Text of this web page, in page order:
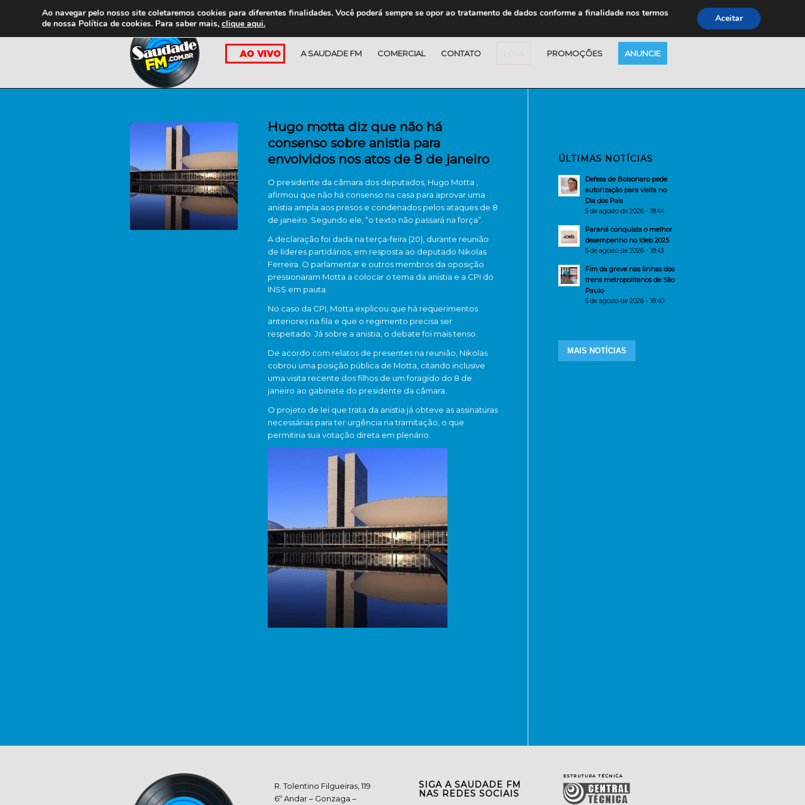
A SAUDADE FM COMERCIAL CONTATO PROMOÇÕES ANUNCIE
Hugo motta diz que não há
consenso sobre anistia para
envolvidos nos atos de 8 de janeiro
O presidente da câmara dos deputados, Hugo Motta ,
afirmou que não há consenso na casa para aprovar uma
anistia ampla aos presos e condenados pelos ataques de 8
de janeiro. Segundo ele, “o texto não passará na força”.
A declaração foi dada na terça-feira (20), durante reunião
de líderes partidários, em resposta ao deputado Nikolas
Ferreira. O parlamentar e outros membros da oposição
pressionaram Motta a colocar o tema da anistia e a CPI do
INSS em pauta.
No caso da CPI, Motta explicou que há requerimentos
anteriores na fila e que o regimento precisa ser
respeitado. Já sobre a anistia, o debate foi mais tenso.
De acordo com relatos de presentes na reunião, Nikolas
cobrou uma posição pública de Motta, citando inclusive
uma visita recente dos filhos de um foragido do 8 de
janeiro ao gabinete do presidente da câmara.
O projeto de lei que trata da anistia já obteve as assinaturas
necessárias para ter urgência na tramitação, o que
permitiria sua votação direta em plenário.
ÚLTIMAS NOTÍCIAS
Defesa de Bolsonaro pede
autorização para visita no
Dia dos Pais
5 de agosto de 2026 - 18:44
Paraná conquista o melhor
desempenho no Ideb 2025
5 de agosto de 2026 - 18:43
Fim da greve nas linhas dos
trens metropolitanos de São
Paulo
5 de agosto de 2026 - 18:40
MAIS NOTÍCIAS
R. Tolentino Filgueiras, 119
6º Andar – Gonzaga –
SIGA A SAUDADE FM
NAS REDES SOCIAIS
Ao navegar pelo nosso site coletaremos cookies para diferentes finalidades. Você poderá sempre se opor ao tratamento de dados conforme a finalidade nos termos
de nossa Política de cookies. Para saber mais, clique aqui. Aceitar